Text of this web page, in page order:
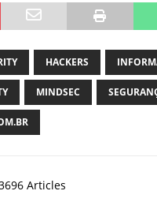
HACKERS
MINDSEC
Articles